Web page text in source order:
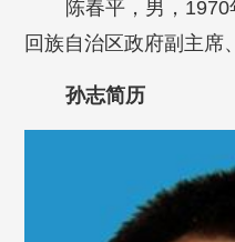
陈春平，男，
回族自治区政府副主席
孙志简历